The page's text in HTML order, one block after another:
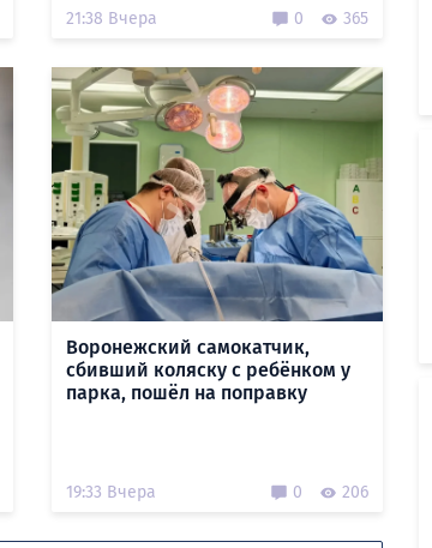
21:38 Вчера 0 365
Воронежский самокатчик,
сбивший коляску с ребёнком у
парка, пошёл на поправку
19:33 Вчера 0 206